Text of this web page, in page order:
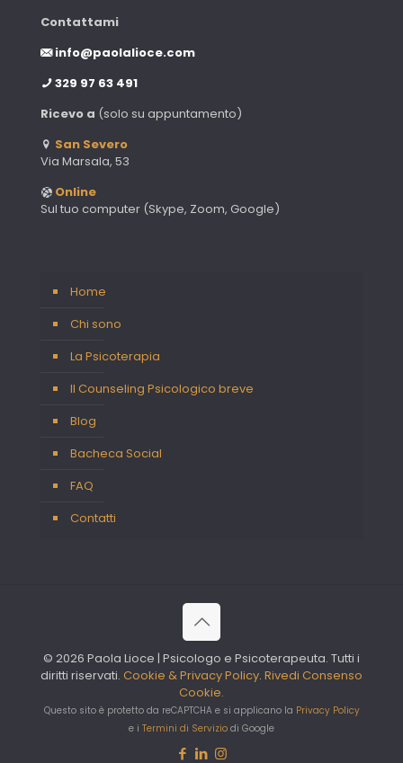
Contattami
info@paolalioce.com
329 97 63 491
Ricevo a (solo su appuntamento)
San Severo
Via Marsala, 53
Online
Sul tuo computer (Skype, Zoom, Google)
Home
Chi sono
La Psicoterapia
Il Counseling Psicologico breve
Blog
Bacheca Social
FAQ
Contatti
© 2026 Paola Lioce | Psicologo e Psicoterapeuta. Tutti i
diritti riservati. Cookie & Privacy Policy. Rivedi Consenso
Cookie.
Questo sito è protetto da reCAPTCHA e si applicano la Privacy Policy
e i Termini di Servizio di Google